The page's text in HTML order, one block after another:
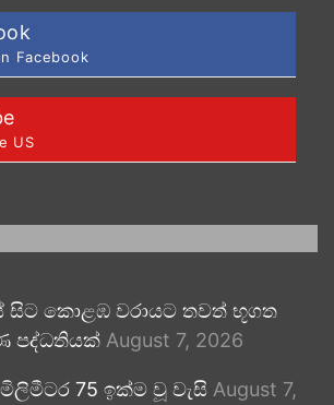
Facebook
US
සිට කොළඹ වරායට තවත් භූගත
පද්ධතියක් August 7, 2026
මිලිමීටර 75 ඉක්ම වූ වැසි August 7,